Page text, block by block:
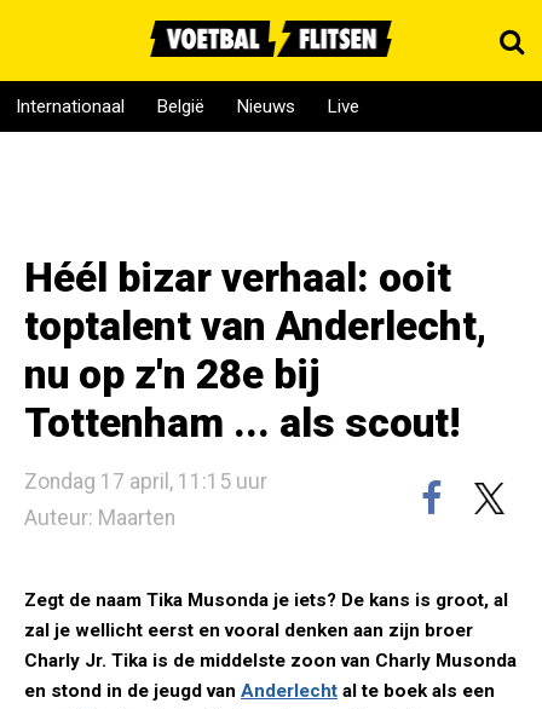
Internationaal België Nieuws Live
Héél bizar verhaal: ooit
toptalent van Anderlecht,
nu op z'n 28e bij
Tottenham ... als scout!
Zondag 17 april, 11:15 uur
Auteur: Maarten
Zegt de naam Tika Musonda je iets? De kans is groot, al
zal je wellicht eerst en vooral denken aan zijn broer
Charly Jr. Tika is de middelste zoon van Charly Musonda
en stond in de jeugd van Anderlecht al te boek als een